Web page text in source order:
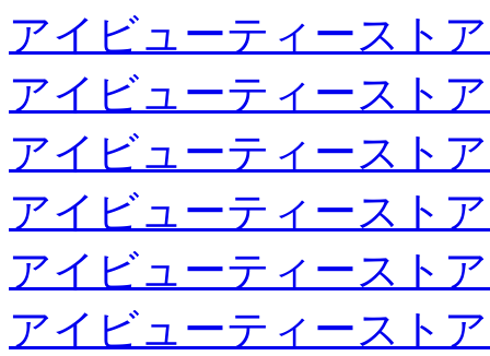
アイビューティースト
アイビューティースト
アイビューティースト
アイビューティースト
アイビューティースト
アイビューティースト